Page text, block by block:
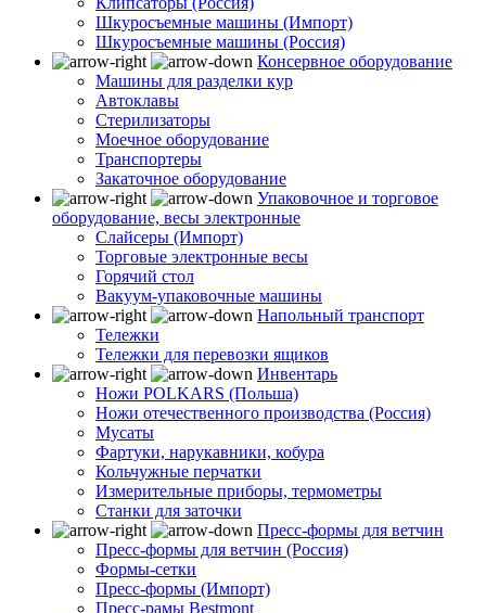
Шкуросъемные машины (Импорт)
Шкуросъемные машины (Россия)
Консервное оборудование
Машины для разделки кур
Автоклавы
Стерилизаторы
Моечное оборудование
Транспортеры
Закаточное оборудование
Упаковочное и торговое
оборудование, весы электронные
Слайсеры (Импорт)
Торговые электронные весы
Горячий стол
Вакуум-упаковочные машины
Напольный транспорт
Тележки
Тележки для перевозки ящиков
Инвентарь
Ножи POLKARS (Польша)
Ножи отечественного производства (Россия)
Мусаты
Фартуки, нарукавники, кобура
Кольчужные перчатки
Измерительные приборы, термометры
Станки для заточки
Пресс-формы для ветчин
Пресс-формы для ветчин (Россия)
Формы-сетки
Пресс-формы (Импорт)
Пресс-рамы Bestmont